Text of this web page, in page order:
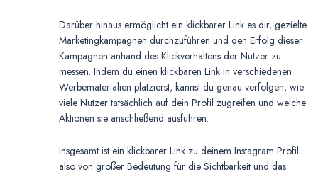
Darüber hinaus ermöglicht ein klickbarer Link es dir, gezielte
Marketingkampagnen durchzuführen und den Erfolg dieser
Kampagnen anhand des Klickverhaltens der Nutzer zu
messen. Indem du einen klickbaren Link in verschiedenen
Werbematerialien platzierst, kannst du genau verfolgen, wie
viele Nutzer tatsächlich auf dein Profil zugreifen und welche
Aktionen sie anschließend ausführen.
Insgesamt ist ein klickbarer Link zu deinem Instagram Profil
also von großer Bedeutung für die Sichtbarkeit und das